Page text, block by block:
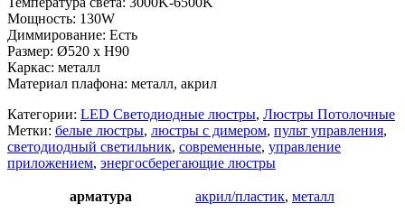
Мощность: 130W
Диммирование: Есть
Размер: Ø520 x H90
Каркас: металл
Материал плафона: металл, акрил
Категории: LED Светодиодные люстры, Люстры Потолочные
Метки: белые люстры, люстры с димером, пульт управления,
светодиодный светильник, современные, управление
приложением, энергосберегающие люстры
арматура акрил/пластик, металл